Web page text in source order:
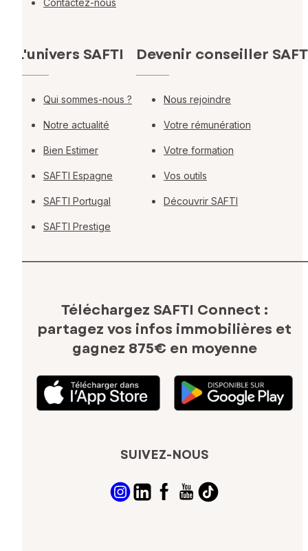
Contactez-nous
L'univers SAFTI
Qui sommes-nous ?
Notre actualité
Bien Estimer
SAFTI Espagne
SAFTI Portugal
SAFTI Prestige
Devenir conseiller
Nous rejoindre
Votre rémunération
Votre formation
Vos outils
Découvrir SAFTI
Téléchargez SAFTI Connect :
partagez vos infos immobilières et
gagnez 875€ en moyenne
SUIVEZ-NOUS